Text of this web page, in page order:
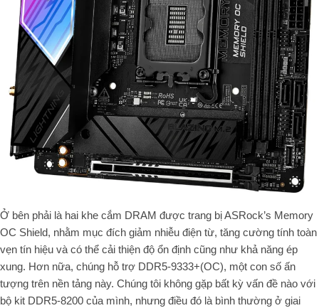
Ở bên phải là hai khe cắm DRAM được trang bị ASRock’s Memory
OC Shield, nhằm mục đích giảm nhiễu điện từ, tăng cường tính toàn
vẹn tín hiệu và có thể cải thiện độ ổn định cũng như khả năng ép
xung. Hơn nữa, chúng hỗ trợ DDR5-9333+(OC), một con số ấn
tượng trên nền tảng này. Chúng tôi không gặp bất kỳ vấn đề nào với
bộ kit DDR5-8200 của mình, nhưng điều đó là bình thường ở giai